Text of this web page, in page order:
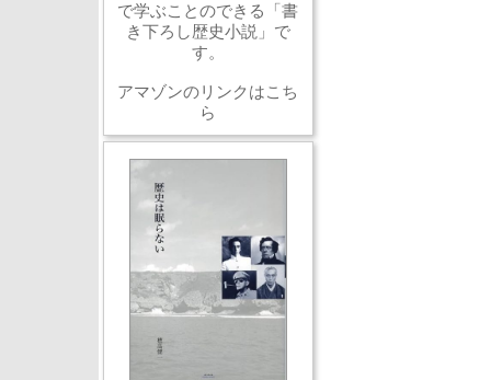
で学ぶことのできる「書
き下ろし歴史小説」で
す。
アマゾンのリンクはこち
ら